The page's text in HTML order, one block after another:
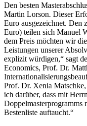
Den besten
Martin Lorson. Dieser
Euro ausgezeichnet. Den
Euro) teilen sich Manuel
dem Preis möchten wir
Leistungen unserer
explizit würdigen,“ sagt
Economics, Prof. Dr.
Prof. Dr. Xenia
ich darüber, dass mit
Doppelmasterprogramms
Bestenliste auftaucht.“